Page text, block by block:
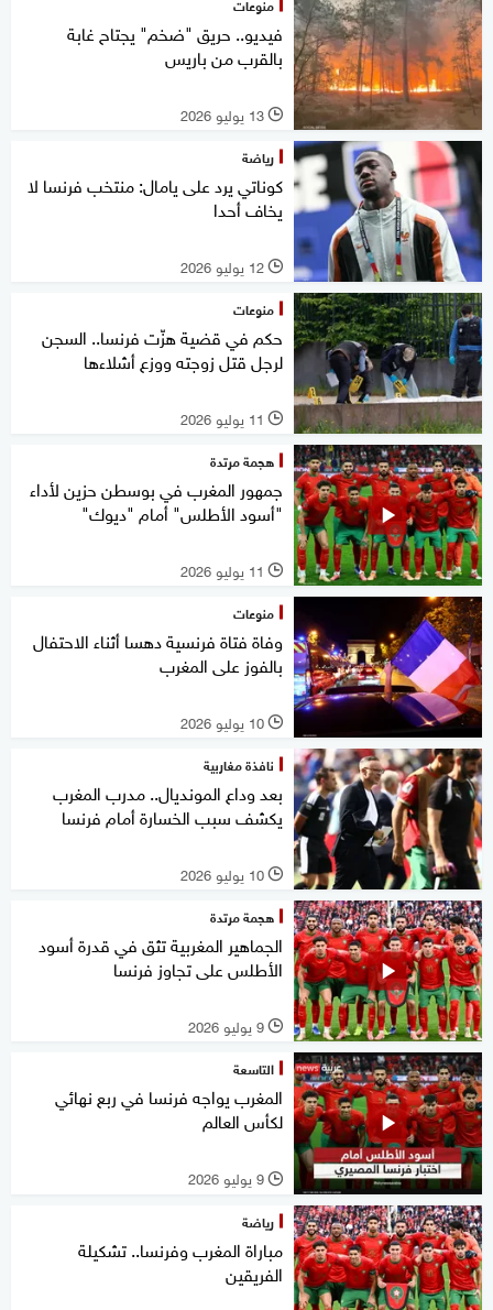
فيديو.. حريق "ضخم" يجتاح غابة
بالقرب من باريس
l 13 يوليو 2026
رياضة
كوناتي يرد على يامال: منتخب فرنسا لا
يخاف أحدا
l 12 يوليو 2026
منوعات
حكم في قضية هزّت فرنسا.. السجن
لرجل قتل زوجته ووزع أشلاءها
l 11 يوليو 2026
هجمة مرتدة
جمهور المغرب في بوسطن حزين لأداء
"أسود الأطلس" أمام "ديوك"
l 11 يوليو 2026
منوعات
وفاة فتاة فرنسية دهسا أثناء الاحتفال
بالفوز على المغرب
l 10 يوليو 2026
نافذة مغاربية
بعد وداع المونديال.. مدرب المغرب
يكشف سبب الخسارة أمام فرنسا
l 10 يوليو 2026
هجمة مرتدة
الجماهير المغربية تثق في قدرة أسود
الأطلس على تجاوز فرنسا
l 9 يوليو 2026
التاسعة
المغرب يواجه فرنسا في ربع نهائي
لكأس العالم
l 9 يوليو 2026
رياضة
مباراة المغرب وفرنسا.. تشكيلة
الفريقين